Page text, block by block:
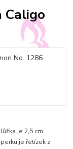
Caligo
je 2,5 cm.
je řetízek z